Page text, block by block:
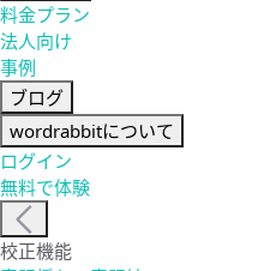
料金プラン
法人向け
事例
ブログ
wordrabbitについて
ログイン
無料で体験
校正機能